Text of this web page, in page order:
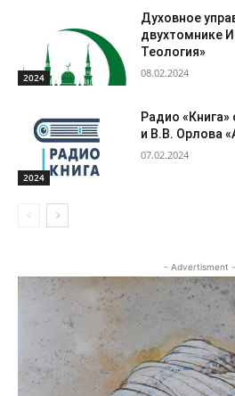
2024
Духовное
двухтомнике
Теология»
08.02.2024
2024
Радио
и В.В. Орлова
07.02.2024
- Advertisment -